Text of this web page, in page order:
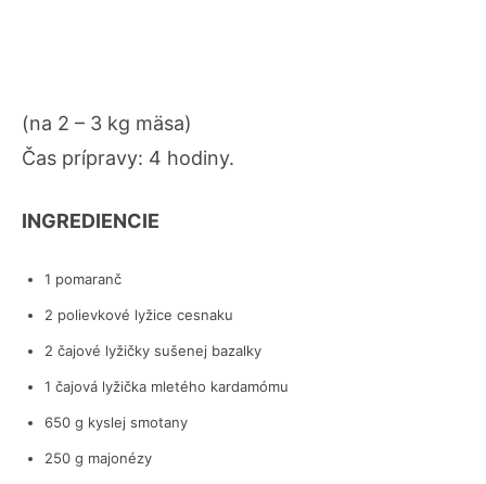
(na 2 – 3 kg mäsa)
Čas prípravy: 4 hodiny.
INGREDIENCIE
1 pomaranč
2 polievkové lyžice cesnaku
2 čajové lyžičky sušenej bazalky
1 čajová lyžička mletého kardamómu
650 g kyslej smotany
250 g majonézy